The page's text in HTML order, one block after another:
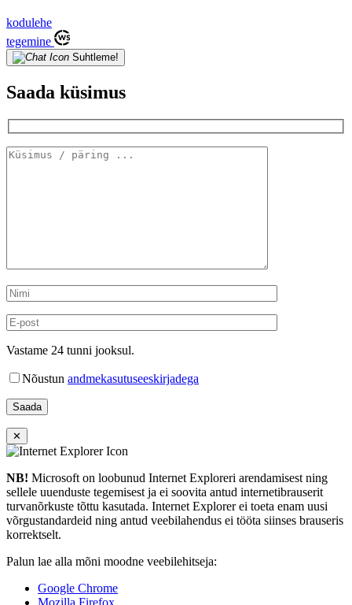
kodulehe
tegemine
Suhtleme!
Saada küsimus
Vastame 24 tunni jooksul.
Nõustun andmekasutuseeskirjadega
✕
NB! Microsoft on loobunud Internet Exploreri arendamisest ning
sellele uuenduste tegemisest ja ei soovita antud internetibrauserit
turvanõrkuste tõttu kasutada. Internet Explorer ei toeta enam uusi
võrgustandardeid ning antud veebilahendus ei tööta siinses brauseris
korrektselt.
Palun lae alla mõni moodne veebilehitseja:
Google Chrome